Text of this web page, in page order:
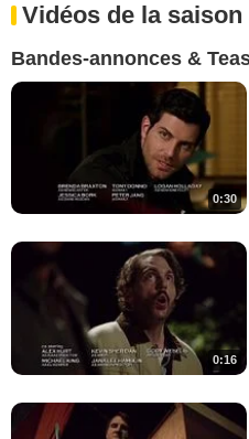
Vidéos de la saison
Bandes-annonces &
0:30
0:16